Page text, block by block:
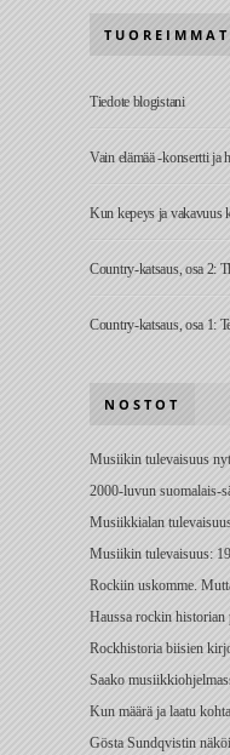
TUOREIMMAT
Tiedote blogistani
Vain elämää -konsertti ja
Kun kepeys ja vakavuus
Country-katsaus, osa 2:
Country-katsaus, osa 1:
NOSTOT
Musiikin tulevaisuus
2000-luvun suomalais-
Musiikkialan
Musiikin tulevaisuus:
Rockiin uskomme.
Haussa rockin historian
Rockhistoria biisien
Saako
Kun määrä ja laatu
Gösta Sundqvistin